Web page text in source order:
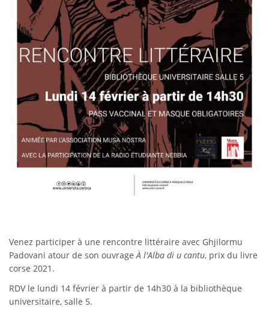
Venez participer à une rencontre littéraire avec Ghjilormu
Padovani atour de son ouvrageÀ l'Alba di u cantu, prix du livre
corse 2021.
RDV le lundi 14 février à partir de 14h30 à la bibliothèque
universitaire, salle 5.